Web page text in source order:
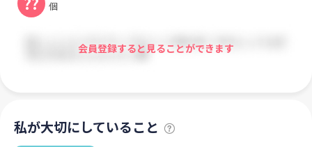
個
会員登録すると見ることができます
私が大切にしていること